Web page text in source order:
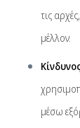
τις
μέλλον.
μέσω